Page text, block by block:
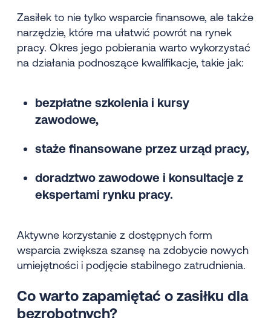
Zasiłek to nie tylko wsparcie finansowe, ale także
narzędzie, które ma ułatwić powrót na rynek
pracy. Okres jego pobierania warto wykorzystać
na działania podnoszące kwalifikacje, takie jak:
bezpłatne szkolenia i kursy
zawodowe,
staże finansowane przez urząd pracy,
doradztwo zawodowe i konsultacje z
ekspertami rynku pracy.
Aktywne korzystanie z dostępnych form
wsparcia zwiększa szansę na zdobycie nowych
umiejętności i podjęcie stabilnego zatrudnienia.
Co warto zapamiętać o zasiłku dla
bezrobotnych?